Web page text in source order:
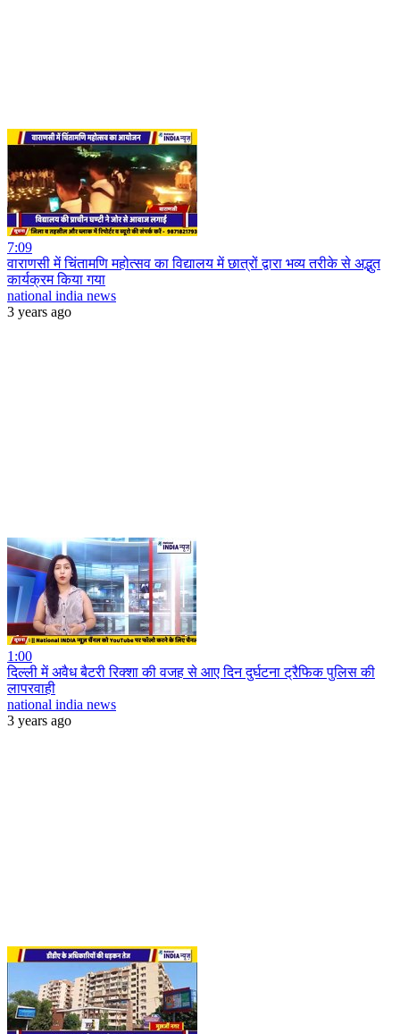
7:09
वाराणसी में चिंतामणि महोत्सव का विद्यालय में छात्रों द्वारा भव्य तरीके से अद्भुत
कार्यक्रम किया गया
national india news
3 years ago
1:00
दिल्ली में अवैध बैटरी रिक्शा की वजह से आए दिन दुर्घटना ट्रैफिक पुलिस की
लापरवाही
national india news
3 years ago